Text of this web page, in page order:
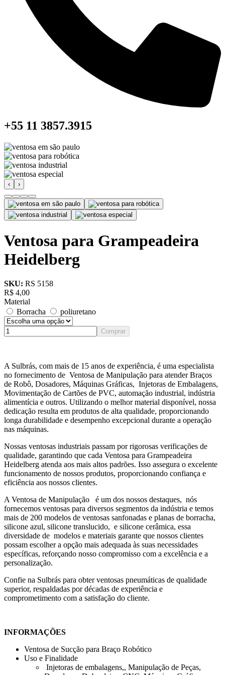
+55 11 3857.3915
‹ ›
Ventosa para Grampeadeira
Heidelberg
SKU: RS 5158
R$ 4,00
Material
Borracha
poliuretano
Comprar
A Sulbrás, com mais de 15 anos de experiência, é uma especialista
no fornecimento de Ventosa de Manipulação para atender Braços
de Robô, Dosadores, Máquinas Gráficas, Injetoras de Embalagens,
Movimentação de Cartões de PVC, automação industrial, indústria
alimentícia e outros. Utilizando o melhor material disponível, nossa
dedicação resulta em produtos de alta qualidade, proporcionando
longa durabilidade e desempenho excepcional durante a operação
nas máquinas.
Nossas ventosas industriais passam por rigorosas verificações de
qualidade, garantindo que cada Ventosa para Grampeadeira
Heidelberg atenda aos mais altos padrões. Isso assegura o excelente
funcionamento de nossos produtos, proporcionando confiança e
eficiência aos nossos clientes.
A Ventosa de Manipulação é um dos nossos destaques, nós
fornecemos ventosas para diversos segmentos da indústria e temos
mais de 200 modelos de ventosas sanfonadas e planas de borracha,
silicone azul, silicone translucido, e silicone cerâmica, essa
diversidade de modelos e materiais garante que nossos clientes
possam escolher a opção mais adequada às suas necessidades
específicas, reforçando nosso compromisso com a excelência e a
personalização.
Confie na Sulbrás para obter ventosas pneumáticas de qualidade
superior, respaldadas por décadas de experiência e
comprometimento com a satisfação do cliente.
INFORMAÇÕES
Ventosa de Sucção para Braço Robótico
Uso e Finalidade
Injetoras de embalagens,, Manipulação de Peças,